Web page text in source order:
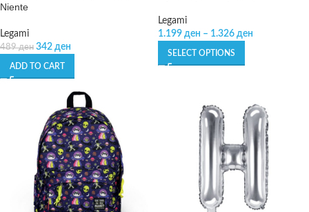
Niente
Legami
489ден 342 ден
ADD TO CART
Legami
1.199 ден – 1.326 ден
SELECT OPTIONS